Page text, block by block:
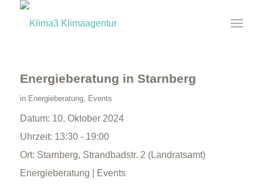
Energieberatung in Starnberg
in Energieberatung, Events
Datum: 10. Oktober 2024
Uhrzeit: 13:30 - 19:00
Ort: Starnberg, Strandbadstr. 2 (Landratsamt)
Energieberatung | Events